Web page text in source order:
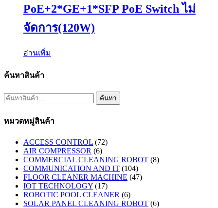
PoE+2*GE+1*SFP PoE Switch ไม่
จัดการ(120W)
อ่านเพิ่ม
ค้นหาสินค้า
ค้นหา: ค้นหา
หมวดหมู่สินค้า
ACCESS CONTROL (72)
AIR COMPRESSOR (6)
COMMERCIAL CLEANING ROBOT (8)
COMMUNICATION AND IT (104)
FLOOR CLEANER MACHINE (47)
IOT TECHNOLOGY (17)
ROBOTIC POOL CLEANER (6)
SOLAR PANEL CLEANING ROBOT (6)